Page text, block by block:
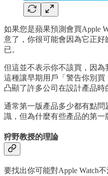
如果您是蘋果預測會買Apple
意了，你很可能會因為它正
已。
但這並不表示你不該買，因
這種讓早期用戶「警告你別
凸顯了許多公司在設計產品時
通常第一版產品多少都有點問
識，但為什麼有些產品的第一
狩野教授的理論
要找出你可能對Apple Watch